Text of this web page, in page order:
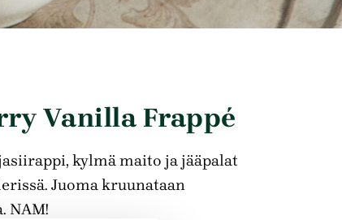
Vanilla Frappé
kylmä maito ja jääpalat
Juoma kruunataan
NAM!